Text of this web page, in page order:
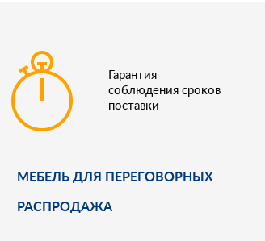
Гарантия
соблюдения сроков
поставки
МЕБЕЛЬ ДЛЯ ПЕРЕГОВОРНЫХ
РАСПРОДАЖА